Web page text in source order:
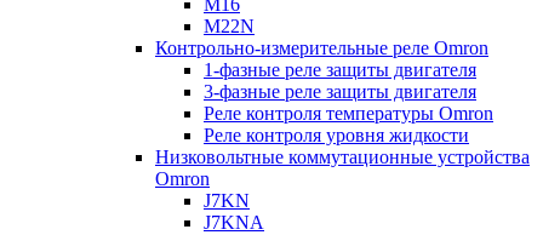
M16
M22N
Контрольно-измерительные реле Omron
1-фазные реле защиты двигателя
3-фазные реле защиты двигателя
Реле контроля температуры Omron
Реле контроля уровня жидкости
Низковольтные коммутационные устройства
Omron
J7KN
J7KNA